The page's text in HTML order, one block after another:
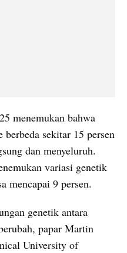
menemukan bahwa
berbeda sekitar 15 persen
dan menyeluruh.
variasi genetik
mencapai 9 persen.
genetik antara
papar Martin
University of